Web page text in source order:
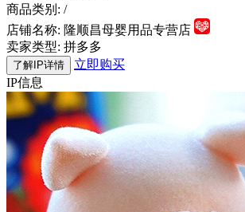
商品类别: /
店铺名称: 隆顺昌母婴用品专营店
卖家类型: 拼多多
了解IP详情
立即购买
IP信息